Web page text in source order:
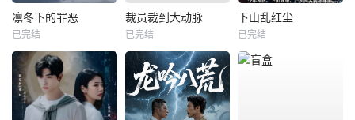
凛冬下的罪恶
已完结
裁员裁到大动脉
已完结
下山乱红尘
已完结